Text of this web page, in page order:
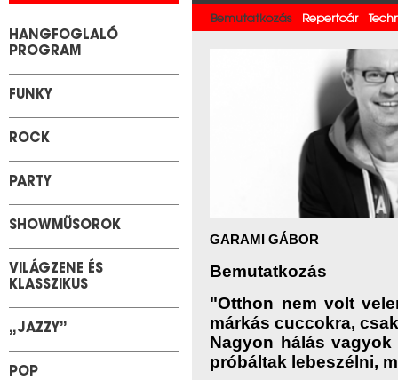
HANGFOGLALÓ
PROGRAM
FUNKY
ROCK
PARTY
SHOWMŰSOROK
VILÁGZENE ÉS
KLASSZIKUS
„JAZZY”
POP
Bemutatkozás Repertoár
GARAMI GÁBOR
Bemutatkozás
"Otthon nem volt
márkás cuccokra,
Nagyon hálás
próbáltak lebeszélni,